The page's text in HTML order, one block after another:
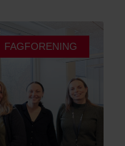
FAGFORENING